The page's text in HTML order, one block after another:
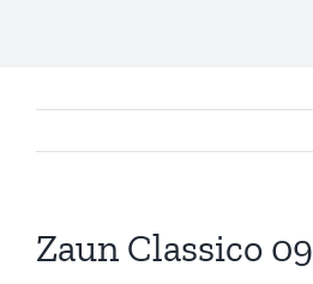
Zaun Classico 09